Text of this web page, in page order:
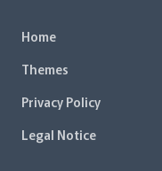
Home
Themes
Privacy Policy
Legal Notice